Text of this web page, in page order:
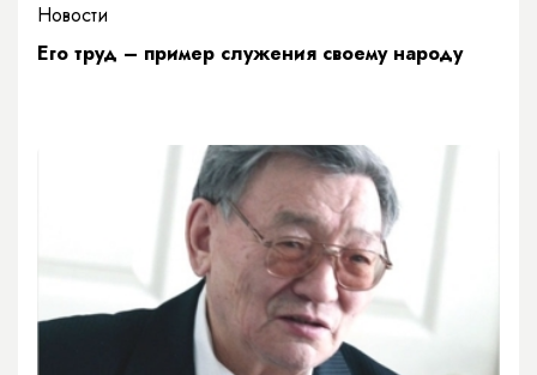
Новости
Его труд – пример служения своему народу